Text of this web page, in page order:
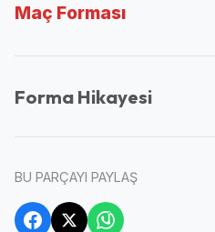
Maç Forması
Forma Hikayesi
BU PARÇAYI PAYLAŞ